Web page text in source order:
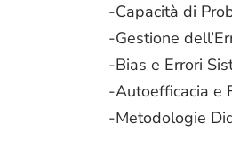
-Capacità di
-Gestione
-Bias e Errori
-Autoefficacia e
-Metodologie